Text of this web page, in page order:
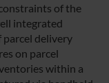
of the
integrated
delivery
on parcel
within a